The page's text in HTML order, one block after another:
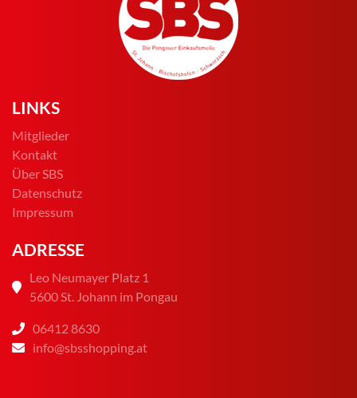
LINKS
Mitglieder
Kontakt
Über SBS
Datenschutz
Impressum
ADRESSE
Leo Neumayer Platz 1
5600 St. Johann im Pongau
06412 8630
info@sbsshopping.at